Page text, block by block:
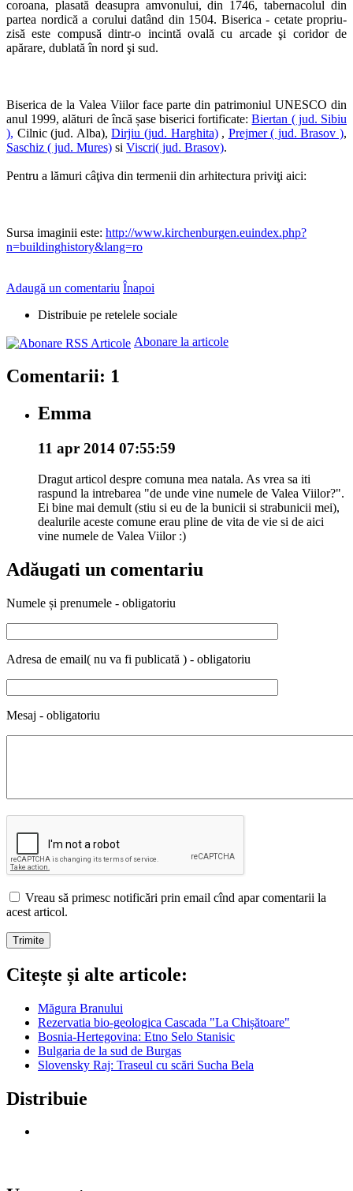
coroana, plasată deasupra amvonului, din 1746, tabernacolul din
partea nordică a corului datând din 1504. Biserica - cetate propriu-
zisă este compusă dintr-o incintă ovală cu arcade şi coridor de
apărare, dublată în nord şi sud.
Biserica de la Valea Viilor face parte din patrimoniul UNESCO din
anul 1999, alături de încă șase biserici fortificate:Biertan ( jud. Sibiu
), Cilnic (jud. Alba),Dirjiu (jud. Harghita), Prejmer ( jud. Brasov ),
Saschiz ( jud. Mures) si Viscri( jud. Brasov).
Pentru a lămuri câţiva din termenii din arhitectura priviţi aici:
Sursa imaginii este: http://www.kirchenburgen.euindex.php?
n=buildinghistory&lang=ro
Adaugă un comentariu Înapoi
Distribuie pe retelele sociale
Abonare la articole
Comentarii: 1
Emma
11 apr 2014 07:55:59
Dragut articol despre comuna mea natala. As vrea sa iti
raspund la intrebarea "de unde vine numele de Valea Viilor?".
Ei bine mai demult (stiu si eu de la bunicii si strabunicii mei),
dealurile aceste comune erau pline de vita de vie si de aici
vine numele de Valea Viilor :)
Adăugati un comentariu
Numele și prenumele - obligatoriu
Adresa de email( nu va fi publicată ) - obligatoriu
Mesaj - obligatoriu
Vreau să primesc notificări prin email cînd apar comentarii la
acest articol.
Citește și alte articole:
Măgura Branului
Rezervatia bio-geologica Cascada "La Chișătoare"
Bosnia-Hertegovina: Etno Selo Stanisic
Bulgaria de la sud de Burgas
Slovensky Raj: Traseul cu scări Sucha Bela
Distribuie